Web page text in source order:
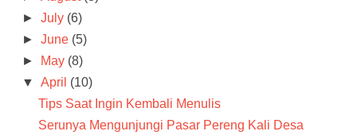
►July (6)
►June (5)
►
May (8)
▼April (10)
Tips Saat Ingin Kembali Menulis
Serunya Mengunjungi Pasar Pereng Kali Desa